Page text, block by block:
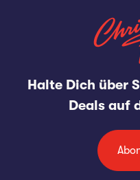
Halte Dich über
Deals auf